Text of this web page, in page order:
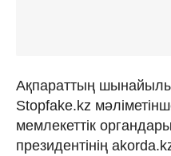
Ақпараттың
Stopfake.kz
мемлекеттік
президентінің